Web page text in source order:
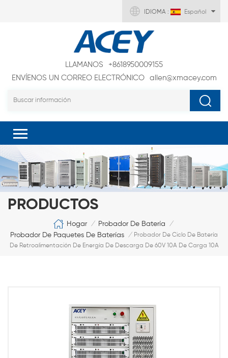
IDIOMA : Español
LLAMANOS
+8618950009155
ENVÍENOS UN CORREO ELECTRÓNICO
allen@xmacey.com
PRODUCTOS
Hogar / Probador De Batería /
Probador De Paquetes De Baterías / Probador De Ciclo De Batería
De Retroalimentación De Energía De Descarga De 60V 10A De Carga 10A